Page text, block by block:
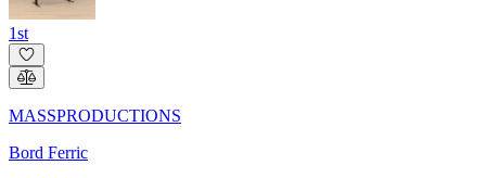
1st
MASSPRODUCTIONS
Bord Ferric